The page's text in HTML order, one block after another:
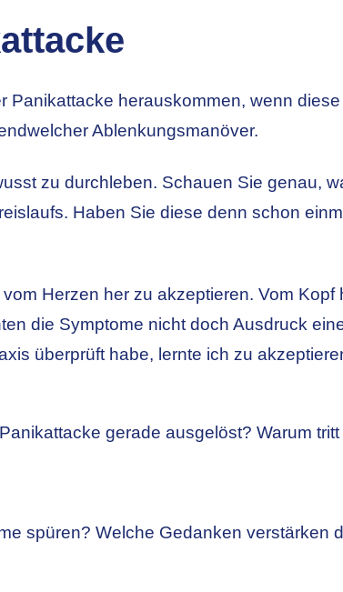
Panikattacke herauskommen, wenn
Ablenkungsmanöver.
zu durchleben. Schauen Sie genau,
Haben Sie diese denn schon
Herzen her zu akzeptieren. Vom Kopf
die Symptome nicht doch Ausdruck
überprüft habe, lernte ich zu
gerade ausgelöst? Warum
spüren? Welche Gedanken verstärken